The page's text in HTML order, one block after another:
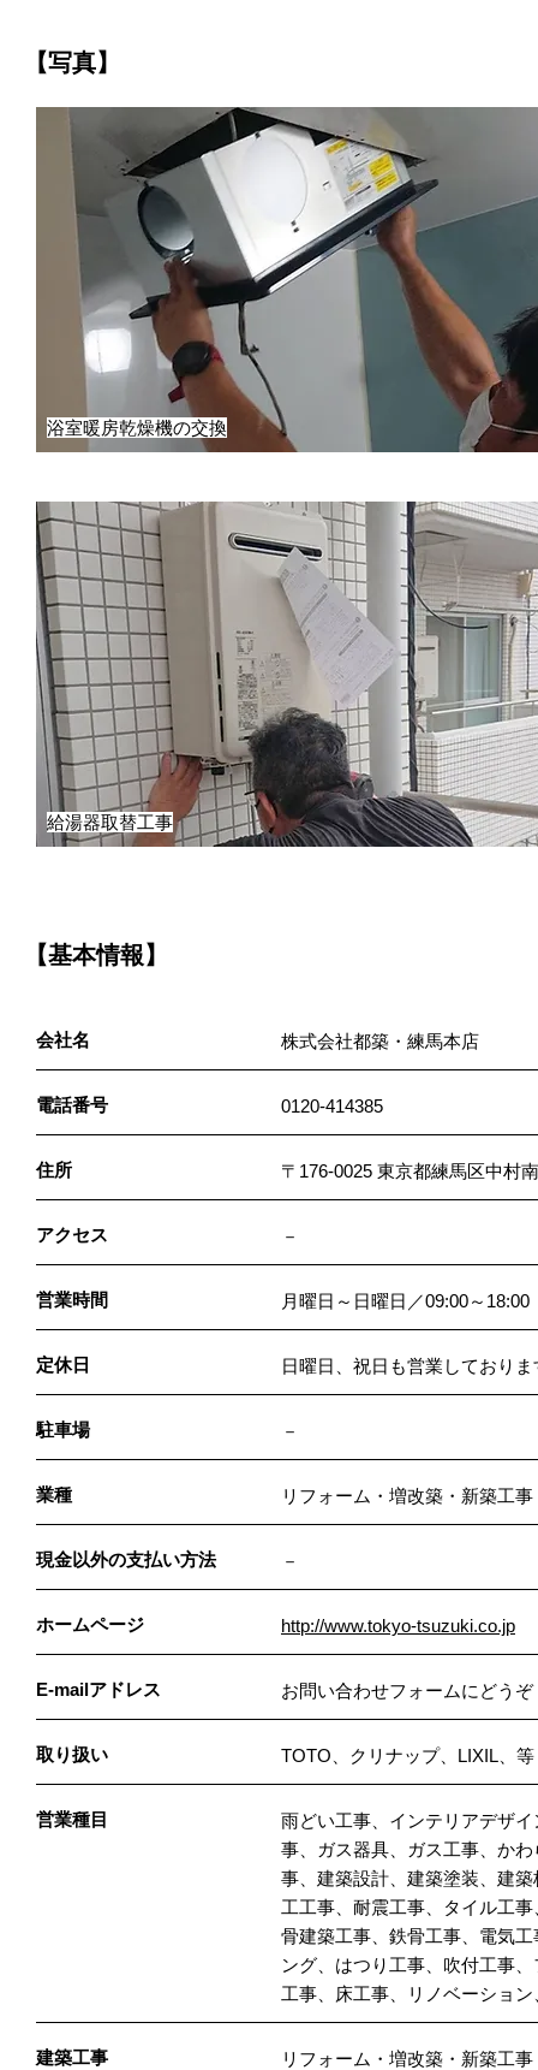
【写真】
浴室暖房乾燥機の交換
給湯器取替工事
【基本情報】
会社名 株式会社都築・練馬本店
電話番号 0120-414385
住所 〒176-0025 東京都練馬区中村
アクセス －
営業時間 月曜日～日曜日／09:00～18:00
定休日 日曜日、祝日も営業しておりま
駐車場 －
業種 リフォーム・増改築・新築工事
現金以外の支払い方法 －
ホームページ http://www.tokyo-tsuzuki.co.jp
E-mailアドレス お問い合わせフォームにどうぞ
取り扱い TOTO、クリナップ、LIXIL、
営業種目
雨どい工事、インテリアデザ
事、ガス器具、ガス工事、か
事、建築設計、建築塗装、建
工工事、耐震工事、タイル工
骨建築工事、鉄骨工事、電気
ング、はつり工事、吹付工事
工事、床工事、リノベーショ
建築工事 リフォーム・増改築・新築工事